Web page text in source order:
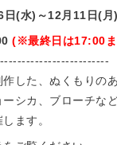
日(水)～12月11日(月)
(※最終日は17:00
作した、ぬくもりの
シカ、ブローチな
ます。